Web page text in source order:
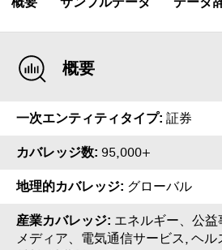
概要
一次エンティティタイプ 証券
カバレッジ数 95,000+
地理的カバレッジ グローバル
産業カバレッジ
エネルギー、公益
メディア、電気通信サービス, ヘル